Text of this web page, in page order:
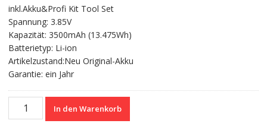
inkl.Akku&Profi Kit Tool Set
Spannung: 3.85V
Kapazität: 3500mAh (13.475Wh)
Batterietyp: Li-ion
Artikelzustand:Neu Original-Akku
Garantie: ein Jahr
Nagelneuer
Akku
In den Warenkorb